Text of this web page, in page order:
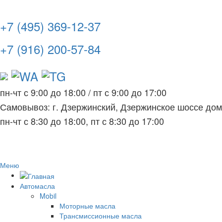
+7 (495) 369-12-37
+7 (916) 200-57-84
пн-чт с 9:00 до 18:00 / пт с 9:00 до 17:00
Самовывоз: г. Дзержинский, Дзержинское шоссе
пн-чт с 8:30 до 18:00, пт с 8:30 до 17:00
Меню
Автомасла
Mobil
Моторные масла
Трансмиссионные масла